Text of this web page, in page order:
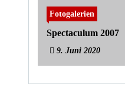
Fotogalerien
Spectaculum 2007
9. Juni 2020